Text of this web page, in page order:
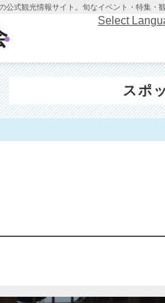
公式観光情報サイト。旬なイベント・特集・
栃木市観光協会
Select
スポ